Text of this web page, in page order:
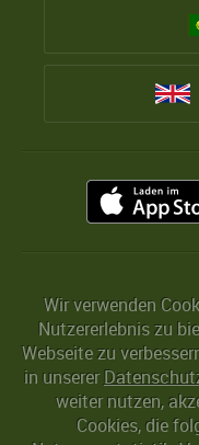
Wir verwenden
Nutzererlebnis zu
Webseite zu
in unserer
weiter nutzen,
Cookies, die